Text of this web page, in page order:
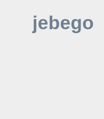
jebego